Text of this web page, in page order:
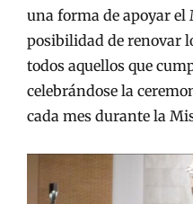
una forma de apoyar
posibilidad de renovar
todos aquellos que
celebrándose la
cada mes durante la